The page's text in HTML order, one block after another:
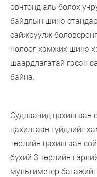
өвчтөнд аль болох
байдлын шинэ
сайжруулж
нөлөөг хэмжих шинэ
шаардлагатай гэсэн
байна.
Судлаачид цахилгаан
цахилгаан гүйдлийг
төрлийн цахилгаан
бүхий 3 төрлийн
мультиметер